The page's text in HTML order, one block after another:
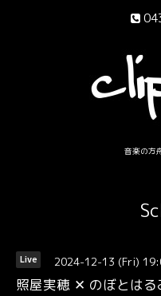
音楽の方
Live 2024-12-13 (Fri)
照屋実穂 ✕ のぼとは